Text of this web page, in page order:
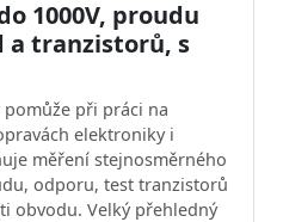
1000V, proudu
a tranzistorů, s
při práci na
elektroniky i
měření stejnosměrného
odporu, test tranzistorů
obvodu. Velký přehledný